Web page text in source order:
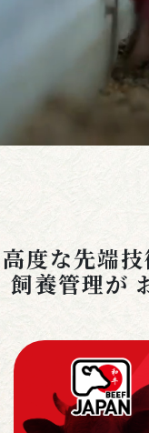
高度な先端
飼養管理が